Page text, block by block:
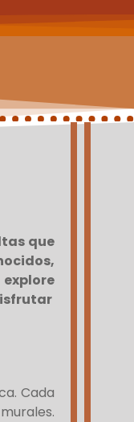
que
Cada